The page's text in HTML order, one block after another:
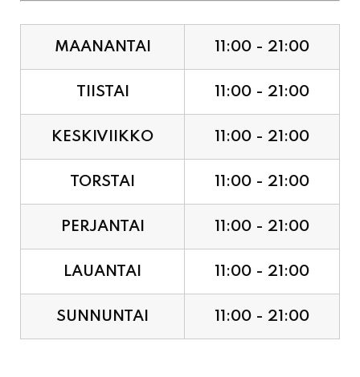
MAANANTAI 11:00 - 21:00
TIISTAI 11:00 - 21:00
KESKIVIIKKO 11:00 - 21:00
TORSTAI 11:00 - 21:00
PERJANTAI 11:00 - 21:00
LAUANTAI 11:00 - 21:00
SUNNUNTAI 11:00 - 21:00